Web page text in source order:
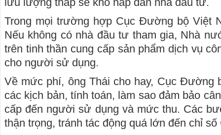
Trong mọi trường hợp Cục Đường bộ Việt
Nếu không có nhà đầu tư tham gia, Nhà
trên tinh thần cung cấp sản phẩm dịch vụ
cho người sử dụng.
Về mức phí, ông Thái cho hay, Cục Đường
các kịch bản, tính toán, làm sao đảm bảo
cấp đến người sử dụng và mức thu. Các
thận trọng, tránh tác động quá lớn đến chỉ